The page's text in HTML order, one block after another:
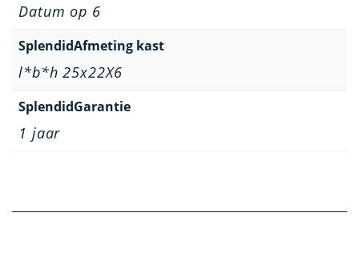
Datum op 6
SplendidAfmeting kast
l*b*h 25x22X6
SplendidGarantie
1 jaar